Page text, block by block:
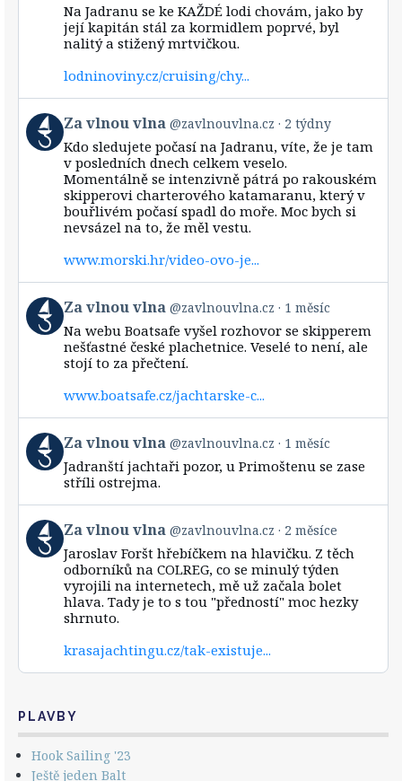
BlueskyNa Jadranu se ke KAŽDÉ lodi chovám, jako by
její kapitán stál za kormidlem poprvé, byl
nalitý a stižený mrtvičkou.
lodninoviny.cz/cruising/chy...
View
post
by
Bluesky
Za vlnou vlna @zavlnouvlna.cz 2 týdny
Kdo sledujete počasí na Jadranu, víte, že je tam
v posledních dnech celkem veselo.
Momentálně se intenzivně pátrá po rakouském
skipperovi charterového katamaranu, který v
bouřlivém počasí spadl do moře. Moc bych si
nevsázel na to, že měl vestu.
www.morski.hr/video-ovo-je...
View
post
by
Za vlnou vlna @zavlnouvlna.cz 1 měsíc
Na webu Boatsafe vyšel rozhovor se skipperem
nešťastné české plachetnice. Veselé to není, ale
stojí to za přečtení.
www.boatsafe.cz/jachtarske-c...
View
post
by
vlnou
vlna
on
Bluesky
Za vlnou vlna @zavlnouvlna.cz 1 měsíc
Jadranští jachtaři pozor, u Primoštenu se zase
stříli ostrejma.
View
post
by
Za vlnou vlna @zavlnouvlna.cz 2 měsíce
Jaroslav Foršt hřebíčkem na hlavičku. Z těch
odborníků na COLREG, co se minulý týden
vyrojili na internetech, mě už začala bolet
hlava. Tady je to s tou "předností" moc hezky
shrnuto.
krasajachtingu.cz/tak-existuje...
PLAVBY
Hook Sailing '23
Ještě jeden Balt